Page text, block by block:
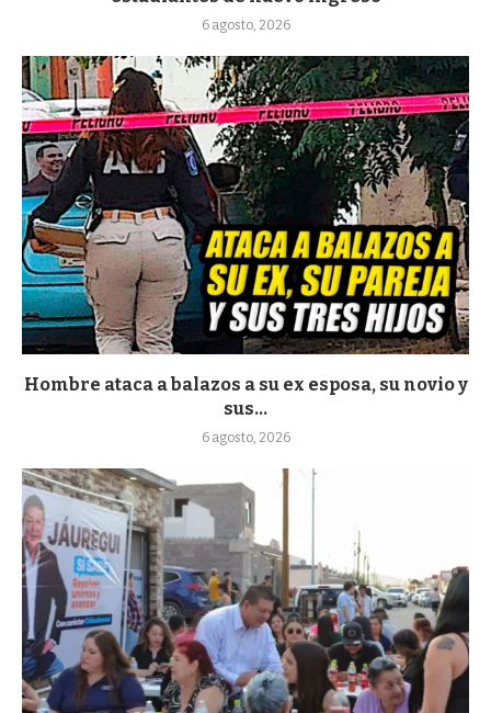
6 agosto, 2026
Hombre ataca a balazos a su ex esposa, su novio y
sus...
6 agosto, 2026